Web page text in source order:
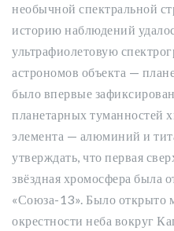
необычной спектральной
историю наблюдений
ультрафиолетовую
астрономов объекта —
было впервые
планетарных туманностей
элемента — алюминий и
утверждать, что первая
звёздная хромосфера была
«Союза-13». Было открыто
окрестности неба вокруг